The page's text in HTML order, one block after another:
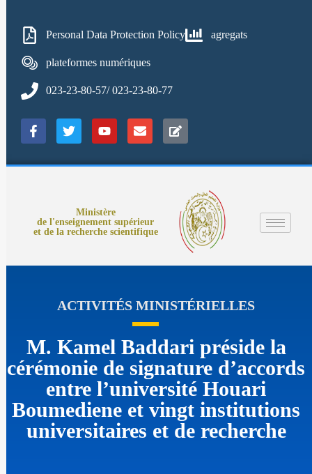
Personal Data Protection Policy agregats
plateformes numériques
023-23-80-57/ 023-23-80-77
Ministère
de l'enseignement supérieur
et de la recherche scientifique
ACTIVITÉS MINISTÉRIELLES
M. Kamel Baddari préside la
cérémonie de signature d’accords
entre l’université Houari
Boumediene et vingt institutions
universitaires et de recherche